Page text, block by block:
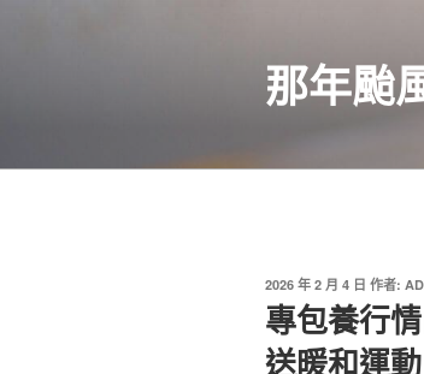
那年颱
發
佈
於
2026 年 2 月 4 日 作者:
專包養行
送暖和運